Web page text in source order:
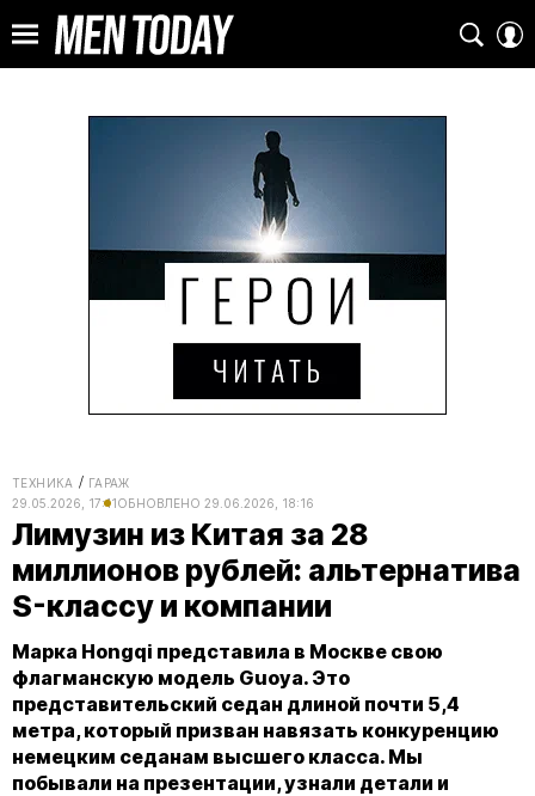
ТЕХНИКА
ГАРАЖ
29.05.2026, 17:11ОБНОВЛЕНО 29.06.2026, 18:16
Лимузин из Китая за 28
миллионов рублей: альтернатива
S-классу и компании
Марка Hongqi представила в Москве свою
флагманскую модель Guoya. Это
представительский седан длиной почти 5,4
метра, который призван навязать конкуренцию
немецким седанам высшего класса. Мы
побывали на презентации, узнали детали и